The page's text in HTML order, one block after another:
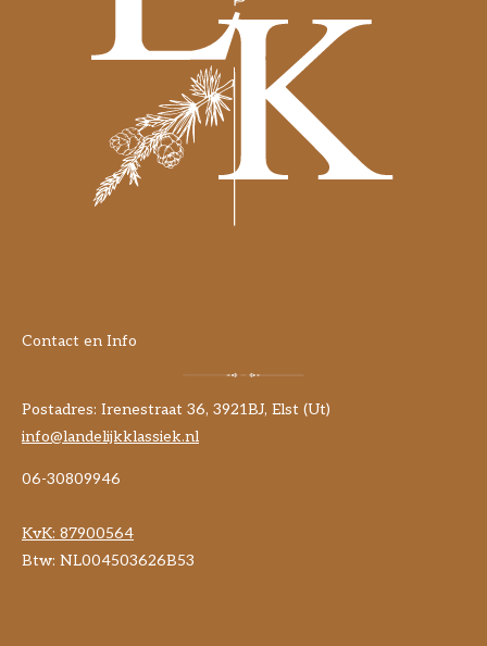
Contact en Info
Postadres: Irenestraat 36, 3921BJ, Elst (Ut)
info@landelijkklassiek.nl
06-30809946
KvK: 87900564
Btw: NL004503626B53